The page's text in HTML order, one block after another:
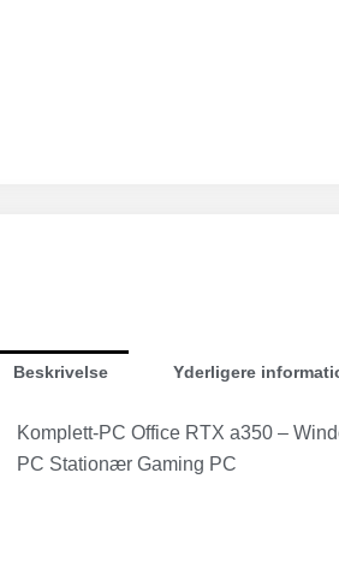
Beskrivelse Yderligere
Komplett-PC Office RTX a350 –
PC Stationær Gaming PC